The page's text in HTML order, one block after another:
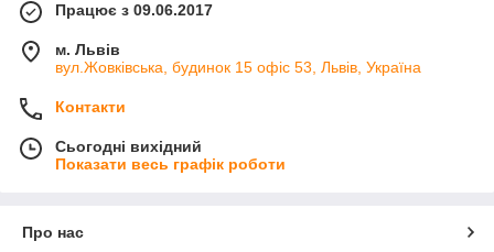
Працює з 09.06.2017
м. Львів
вул.Жовківська, будинок 15 офіс 53, Львів, Україна
Контакти
Сьогодні вихідний
Показати весь графік роботи
Про нас